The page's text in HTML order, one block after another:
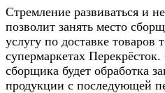
Стремление развиваться и
позволит занять место
услугу по доставке товаров
супермаркетах
сборщика будет обработка
продукции с последующей